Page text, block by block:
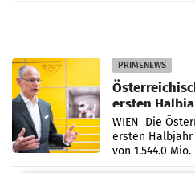
PRIMENEWS
ersten
Briefgeschäft
WIEN Die
ersten Halbjahr
von 1.544,0
einem Plus von